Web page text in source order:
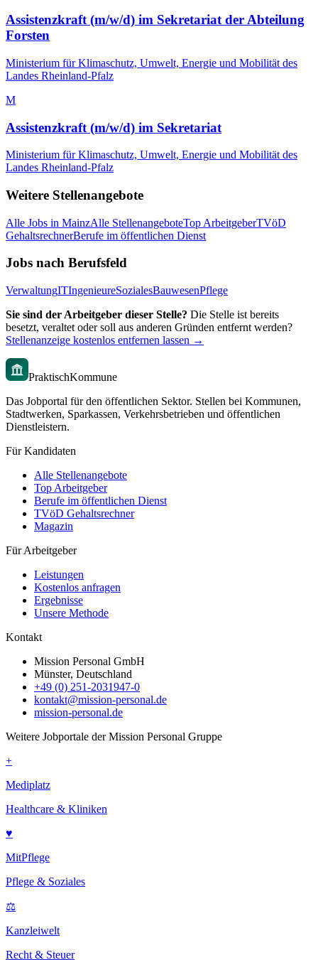
Assistenzkraft (m/w/d) im Sekretariat der Abteilung
Forsten
Ministerium für Klimaschutz, Umwelt, Energie und Mobilität des
Landes Rheinland-Pfalz
M
Assistenzkraft (m/w/d) im Sekretariat
Ministerium für Klimaschutz, Umwelt, Energie und Mobilität des
Landes Rheinland-Pfalz
Weitere Stellenangebote
Alle Jobs in MainzAlle StellenangeboteTop ArbeitgeberTVöD
GehaltsrechnerBerufe im öffentlichen Dienst
Jobs nach Berufsfeld
VerwaltungITIngenieureSozialesBauwesenPflege
Sie sind der Arbeitgeber dieser Stelle? Die Stelle ist bereits
besetzt, veraltet oder soll aus anderen Gründen entfernt werden?
Stellenanzeige kostenlos entfernen lassen →
PraktischKommune
Das Jobportal für den öffentlichen Sektor. Stellen bei Kommunen,
Stadtwerken, Sparkassen, Verkehrsbetrieben und öffentlichen
Dienstleistern.
Für Kandidaten
Alle Stellenangebote
Top Arbeitgeber
Berufe im öffentlichen Dienst
TVöD Gehaltsrechner
Magazin
Für Arbeitgeber
Leistungen
Kostenlos anfragen
Ergebnisse
Unsere Methode
Kontakt
Mission Personal GmbH
Münster, Deutschland
+49 (0) 251-2031947-0
kontakt@mission-personal.de
mission-personal.de
Weitere Jobportale der Mission Personal Gruppe
+
Mediplatz
Healthcare & Kliniken
♥
MitPflege
Pflege & Soziales
⚖
Kanzleiwelt
Recht & Steuer